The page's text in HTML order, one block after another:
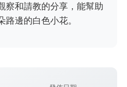
察和請教的分享，能幫助
邊的白色小花。